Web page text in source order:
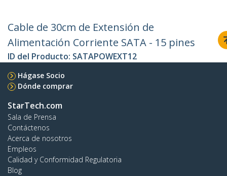
Cable de 30cm de Extensión de
Alimentación Corriente SATA - 15 pines
ID del Producto: SATAPOWEXT12
Hágase Socio
Dónde comprar
StarTech.com
Sala de Prensa
Contáctenos
Acerca de nosotros
Empleos
Calidad y Conformidad Regulatoria
Blog